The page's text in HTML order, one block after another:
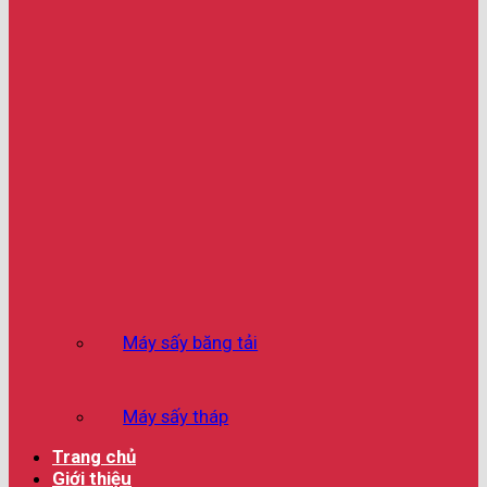
Máy sấy băng tải
Máy sấy tháp
Trang chủ
Giới thiệu